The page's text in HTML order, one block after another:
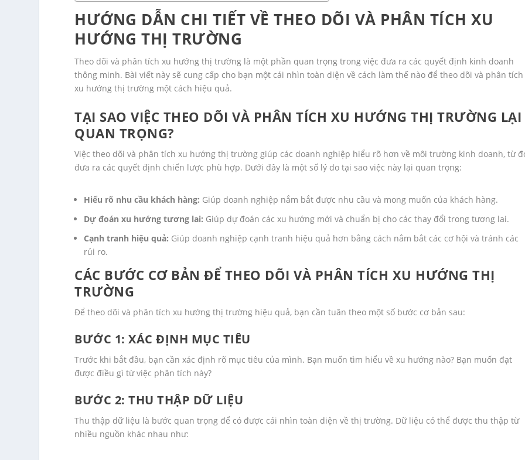
HƯỚNG DẪN CHI TIẾT VỀ THEO DÕI VÀ PHÂN TÍCH XU
HƯỚNG THỊ TRƯỜNG
Theo dõi và phân tích xu hướng thị trường là một phần quan trọng trong việc đưa ra các quyết định kinh doanh
thông minh. Bài viết này sẽ cung cấp cho bạn một cái nhìn toàn diện về cách làm thế nào để theo dõi và phân tích
xu hướng thị trường một cách hiệu quả.
TẠI SAO VIỆC THEO DÕI VÀ PHÂN TÍCH XU HƯỚNG THỊ TRƯỜNG LẠI
QUAN TRỌNG?
Việc theo dõi và phân tích xu hướng thị trường giúp các doanh nghiệp hiểu rõ hơn về môi trường kinh doanh, từ
đưa ra các quyết định chiến lược phù hợp. Dưới đây là một số lý do tại sao việc này lại quan trọng:
Hiểu rõ nhu cầu khách hàng: Giúp doanh nghiệp nắm bắt được nhu cầu và mong muốn của khách hàng.
Dự đoán xu hướng tương lai: Giúp dự đoán các xu hướng mới và chuẩn bị cho các thay đổi trong tương lai.
Cạnh tranh hiệu quả: Giúp doanh nghiệp cạnh tranh hiệu quả hơn bằng cách nắm bắt các cơ hội và tránh các
rủi ro.
CÁC BƯỚC CƠ BẢN ĐỂ THEO DÕI VÀ PHÂN TÍCH XU HƯỚNG THỊ
TRƯỜNG
Để theo dõi và phân tích xu hướng thị trường hiệu quả, bạn cần tuân theo một số bước cơ bản sau:
BƯỚC 1: XÁC ĐỊNH MỤC TIÊU
Trước khi bắt đầu, bạn cần xác định rõ mục tiêu của mình. Bạn muốn tìm hiểu về xu hướng nào? Bạn muốn đạt
được điều gì từ việc phân tích này?
BƯỚC 2: THU THẬP DỮ LIỆU
Thu thập dữ liệu là bước quan trọng để có được cái nhìn toàn diện về thị trường. Dữ liệu có thể được thu thập từ
nhiều nguồn khác nhau như: